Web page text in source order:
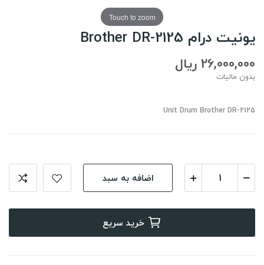
Touch to zoom
یونیت درام Brother DR-2125
26,000,000 ریال
بدون مالیات
Unit Drum Brother DR-2125
اضافه به سبد
خرید سریع